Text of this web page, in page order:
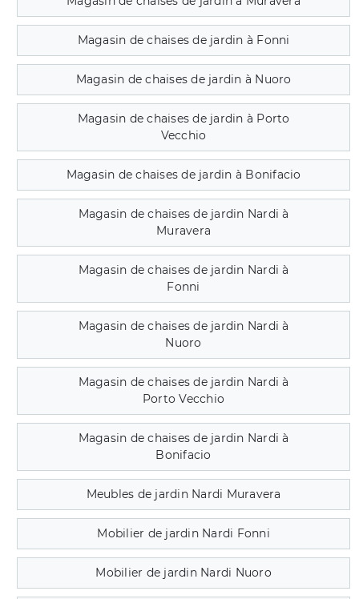
Magasin de chaises de jardin à Fonni
Magasin de chaises de jardin à Nuoro
Magasin de chaises de jardin à Porto
Vecchio
Magasin de chaises de jardin à Bonifacio
Magasin de chaises de jardin Nardi à
Muravera
Magasin de chaises de jardin Nardi à
Fonni
Magasin de chaises de jardin Nardi à
Nuoro
Magasin de chaises de jardin Nardi à
Porto Vecchio
Magasin de chaises de jardin Nardi à
Bonifacio
Meubles de jardin Nardi Muravera
Mobilier de jardin Nardi Fonni
Mobilier de jardin Nardi Nuoro